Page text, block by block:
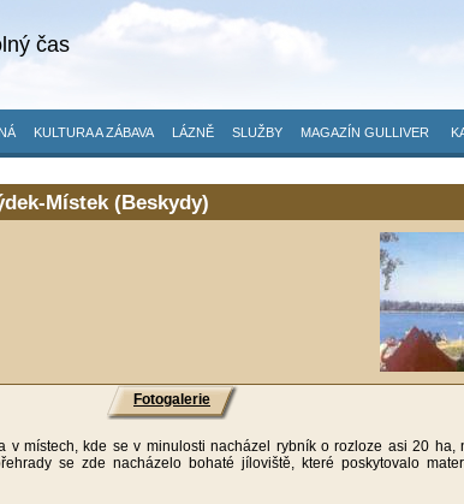
čas
KULTURA A ZÁBAVA LÁZNĚ SLUŽBY MAGAZÍN GULLIVER
Místek (Beskydy)
Fotogalerie
v místech, kde se v minulosti nacházel rybník o rozloze asi 20 ha,
se zde nacházelo bohaté jíloviště, které poskytovalo